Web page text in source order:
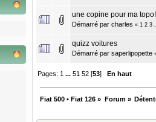
une copine pour ma topo!
Démarré par charles « 1 2 3
quizz voitures
Démarré par saperlipopette
Pages: 1 ...51 52 [53]En haut
Fiat 500 • Fiat 126 » Forum»